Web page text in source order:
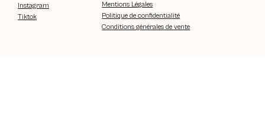
Instagram
Tiktok
Mentions Légales
Politique de confidentialité
Conditions générales de vente